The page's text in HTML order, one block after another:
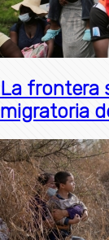
La frontera
migratoria